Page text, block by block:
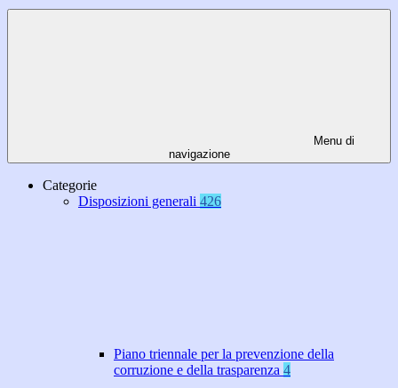
Menu di
navigazione
Categorie
Disposizioni generali 426
Piano triennale per la prevenzione della
corruzione e della trasparenza 4